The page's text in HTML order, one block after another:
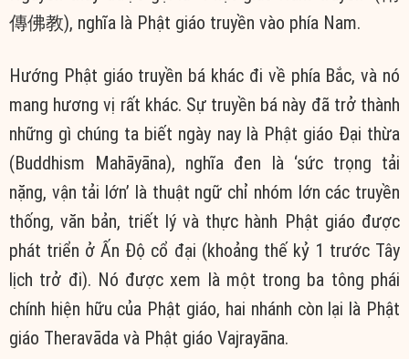
傳佛教), nghĩa là Phật giáo truyền vào phía Nam.
Hướng Phật giáo truyền bá khác đi về phía Bắc, và nó
mang hương vị rất khác. Sự truyền bá này đã trở thành
những gì chúng ta biết ngày nay là Phật giáo Đại thừa
(Buddhism Mahāyāna), nghĩa đen là ‘sức trọng tải
nặng, vận tải lớn’ là thuật ngữ chỉ nhóm lớn các truyền
thống, văn bản, triết lý và thực hành Phật giáo được
phát triển ở Ấn Độ cổ đại (khoảng thế kỷ 1 trước Tây
lịch trở đi). Nó được xem là một trong ba tông phái
chính hiện hữu của Phật giáo, hai nhánh còn lại là Phật
giáo Theravāda và Phật giáo Vajrayāna.